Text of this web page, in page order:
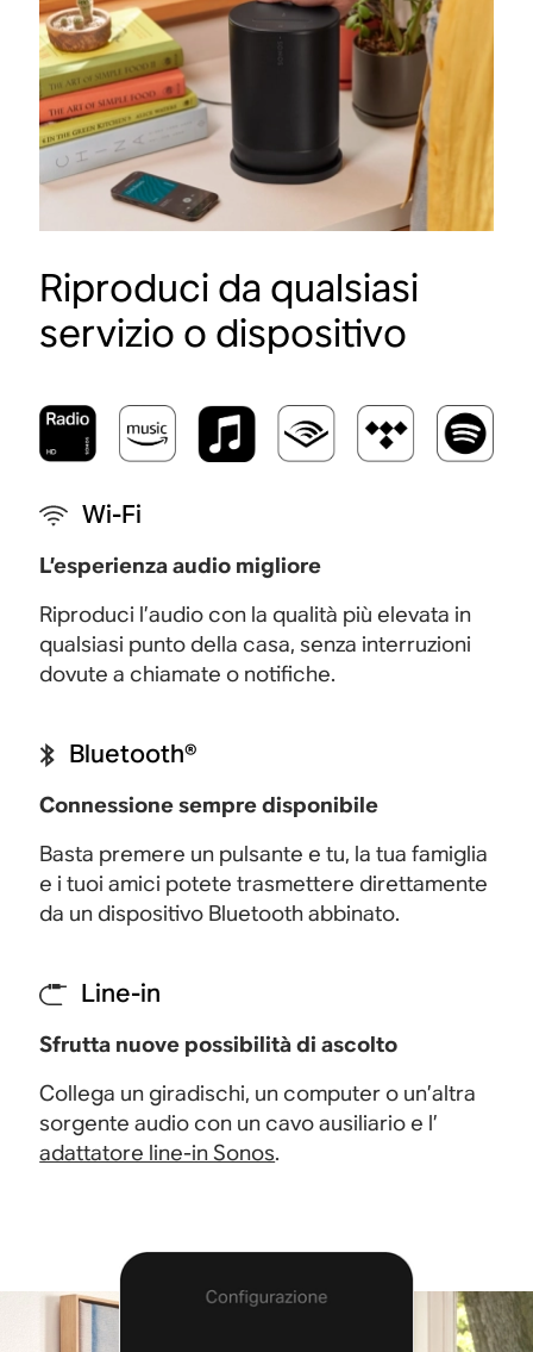
Riproduci da qualsiasi
servizio o dispositivo
Wi-Fi
L’esperienza audio migliore
Riproduci l’audio con la qualità più elevata in
qualsiasi punto della casa, senza interruzioni
dovute a chiamate o notifiche.
Bluetooth®
Connessione sempre disponibile
Basta premere un pulsante e tu, la tua famiglia
e i tuoi amici potete trasmettere direttamente
da un dispositivo Bluetooth abbinato.
Line-in
Sfrutta nuove possibilità di ascolto
Collega un giradischi, un computer o un’altra
sorgente audio con un cavo ausiliario e l’
adattatore line-in Sonos.